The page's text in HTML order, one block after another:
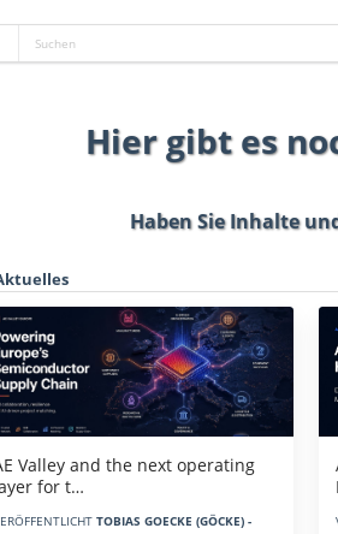
Hier gibt es
Haben Sie Inhalte
Valley and the next operating
for t…
TOBIAS GOECKE (GÖCKE) -